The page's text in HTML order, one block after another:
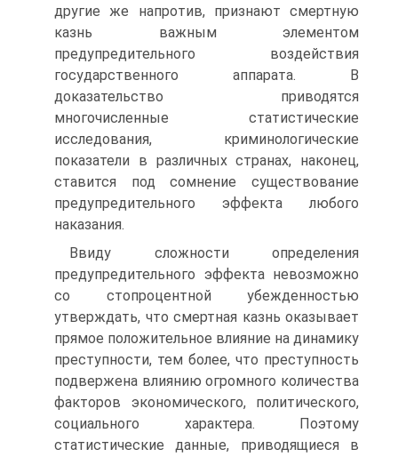
другие же напротив, признают смертную
казнь важным элементом
предупредительного воздействия
государственного аппарата. В
доказательство приводятся
многочисленные статистические
исследования, криминологические
показатели в различных странах, наконец,
ставится под сомнение существование
предупредительного эффекта любого
наказания.
Ввиду сложности определения
предупредительного эффекта невозможно
со стопроцентной убежденностью
утверждать, что смертная казнь оказывает
прямое положительное влияние на динамику
преступности, тем более, что преступность
подвержена влиянию огромного количества
факторов экономического, политического,
социального характера. Поэтому
статистические данные, приводящиеся в